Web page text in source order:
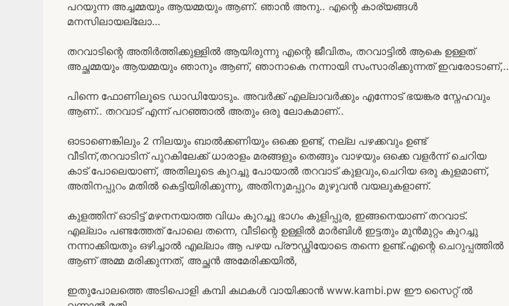
പറയുന്ന അച്ചമ്മയും ആയമ്മയും ആണ്. ഞാൻ അനു.. എന്റെ കാര്യങ്ങൾ
മനസിലായല്ലോ…
തറവാടിന്റെ അതിർത്തിക്കുള്ളിൽ ആയിരുന്നു എന്റെ ജീവിതം, തറവാട്ടിൽ ആകെ ഉള്ളത്
അച്ഛമ്മയും ആയമ്മയും ഞാനും ആണ്, ഞാനാകെ നന്നായി സംസാരിക്കുന്നത് ഇവരോടാണ്,..
പിന്നെ ഫോണിലൂടെ ഡാഡിയോടും. അവർക്ക് എല്ലാവർക്കും എന്നോട് ഭയങ്കര സ്നേഹവും
ആണ്.. തറവാട് എന്ന് പറഞ്ഞാൽ അതും ഒരു ലോകമാണ്..
ഓടാണെങ്കിലും 2 നിലയും ബാൽക്കണിയും ഒക്കെ ഉണ്ട്, നല്ല പഴക്കവും ഉണ്ട്
വീടിന്,തറവാടിന് പുറകിലേക്ക് ധാരാളം മരങ്ങളും തെങ്ങും വാഴയും ഒക്കെ വളർന്ന് ചെറിയ
കാട് പോലെയാണ്, അതിലൂടെ കുറച്ചു പോയാൽ തറവാട് കുളവും,ചെറിയ ഒരു കുളമാണ്,
അതിനപ്പുറം മതിൽ കെട്ടിയിരിക്കുന്നു, അതിനുമപ്പുറം മുഴുവൻ വയലുകളാണ്.
കുളത്തിന് ഓടിട്ട് മഴനനയാത്ത വിധം കുറച്ചു ഭാഗം കുളിപ്പുര, ഇങ്ങനെയാണ് തറവാട്.
എല്ലാം പണ്ടത്തേത് പോലെ തന്നെ, വീടിന്റെ ഉള്ളിൽ മാർബിൾ ഇട്ടതും മുൻമുറ്റം കുറച്ചു
നന്നാക്കിയതും ഒഴിച്ചാൽ എല്ലാം ആ പഴയ പ്രൗഡ്ഢിയോടെ തന്നെ ഉണ്ട്.എന്റെ ചെറുപ്പത്തിൽ
ആണ് അമ്മ മരിക്കുന്നത്, അച്ഛൻ അമേരിക്കയിൽ,
ഇതുപോലത്തെ അടിപൊളി കമ്പി കഥകൾ വായിക്കാൻ www.kambi.pw ഈ സൈറ്റ് ൽ